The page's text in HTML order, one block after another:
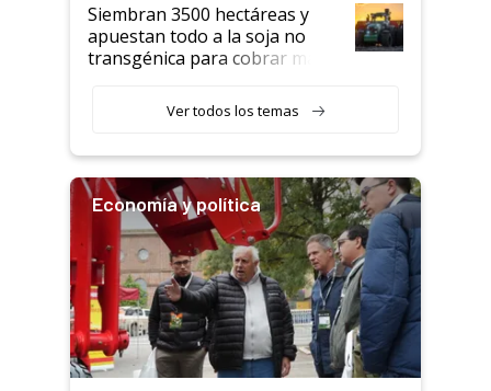
Siembran 3500 hectáreas y
apuestan todo a la soja no
transgénica para cobrar más
Ver todos los temas
Economía y política